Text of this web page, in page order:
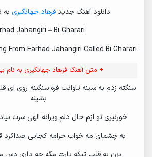
& Ali Sharafi - Vasiyat
- Mavade Namard
- Bi Vafa (Teaser) [Kord-Music.net]
دانلود آهنگ جدیدفرهاد جهانگیری به
Jahangiri – Bi Gharari
From Farhad Jahangiri Called Bi Gharari
+ متن آهنگ فرهاد جهانگیری به نام
سنگته زدم به سینه تاوانت فره سنگینه روی ای
بشینه
خورنیری تو ازم حال دلم ویرانه الهی سرت
به چشمای مه خواب حرامه کجایی صداکرد